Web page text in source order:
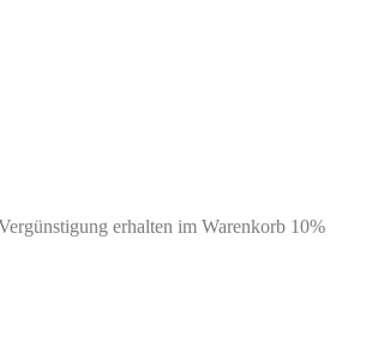
erhalten im Warenkorb 10%